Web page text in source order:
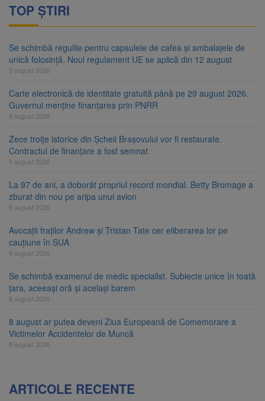
TOP ȘTIRI
Se schimbă regulile pentru capsulele de cafea și ambalajele de
unică folosință. Noul regulament UE se aplică din 12 august
9 august 2026
Carte electronică de identitate gratuită până pe 29 august 2026.
Guvernul menține finanțarea prin PNRR
9 august 2026
Zece troițe istorice din Șcheii Brașovului vor fi restaurate.
Contractul de finanțare a fost semnat
9 august 2026
La 97 de ani, a doborât propriul record mondial. Betty Bromage a
zburat din nou pe aripa unui avion
9 august 2026
Avocații fraților Andrew și Tristan Tate cer eliberarea lor pe
cauțiune în SUA
9 august 2026
Se schimbă examenul de medic specialist. Subiecte unice în toată
țara, aceeași oră și același barem
8 august 2026
8 august ar putea deveni Ziua Europeană de Comemorare a
Victimelor Accidentelor de Muncă
8 august 2026
ARTICOLE RECENTE